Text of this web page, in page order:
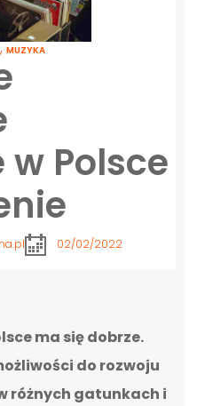
,MUZYKA
Polsce
02/02/2022
ma się dobrze.
do rozwoju
różnych gatunkach i